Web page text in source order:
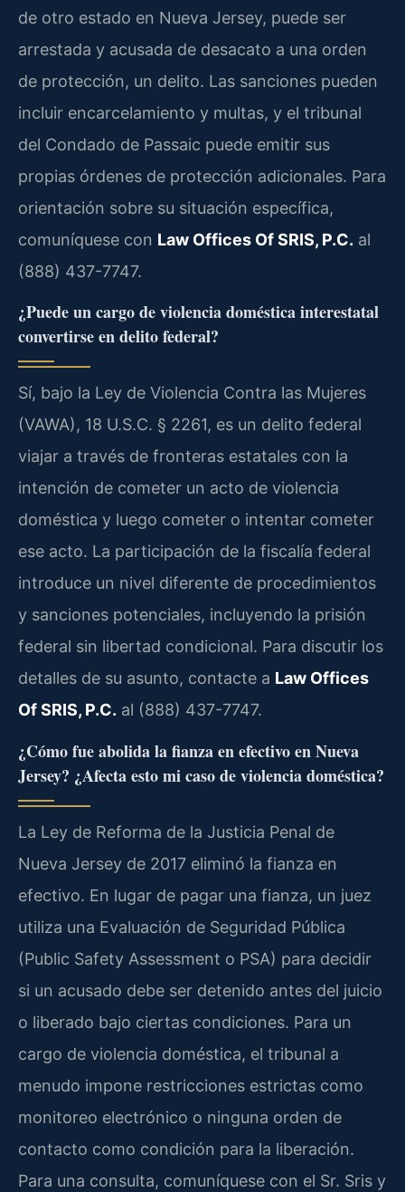
de otro estado en Nueva Jersey, puede ser
arrestada y acusada de desacato a una orden
de protección, un delito. Las sanciones pueden
incluir encarcelamiento y multas, y el tribunal
del Condado de Passaic puede emitir sus
propias órdenes de protección adicionales. Para
orientación sobre su situación específica,
comuníquese con Law Offices Of SRIS, P.C. al
(888) 437-7747.
¿Puede un cargo de violencia doméstica interestatal
convertirse en delito federal?
Sí, bajo la Ley de Violencia Contra las Mujeres
(VAWA), 18 U.S.C. § 2261, es un delito federal
viajar a través de fronteras estatales con la
intención de cometer un acto de violencia
doméstica y luego cometer o intentar cometer
ese acto. La participación de la fiscalía federal
introduce un nivel diferente de procedimientos
y sanciones potenciales, incluyendo la prisión
federal sin libertad condicional. Para discutir los
detalles de su asunto, contacte a Law Offices
Of SRIS, P.C. al (888) 437-7747.
¿Cómo fue abolida la fianza en efectivo en Nueva
Jersey? ¿Afecta esto mi caso de violencia doméstica?
La Ley de Reforma de la Justicia Penal de
Nueva Jersey de 2017 eliminó la fianza en
efectivo. En lugar de pagar una fianza, un juez
utiliza una Evaluación de Seguridad Pública
(Public Safety Assessment o PSA) para decidir
si un acusado debe ser detenido antes del juicio
o liberado bajo ciertas condiciones. Para un
cargo de violencia doméstica, el tribunal a
menudo impone restricciones estrictas como
monitoreo electrónico o ninguna orden de
contacto como condición para la liberación.
Para una consulta, comuníquese con el Sr. Sris y